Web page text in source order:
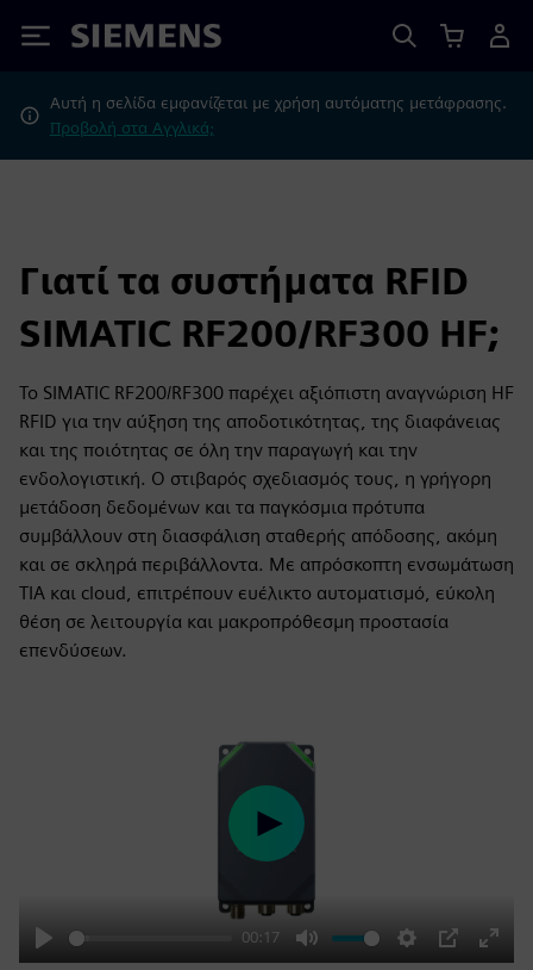
Siemens
Αυτή η σελίδα εμφανίζεται με χρήση αυτόματης μετάφρασης.
Προβολή στα Αγγλικά;
Γιατί τα συστήματα RFID
SIMATIC RF200/RF300 HF;
Το SIMATIC RF200/RF300 παρέχει αξιόπιστη αναγνώριση HF
RFID για την αύξηση της αποδοτικότητας, της διαφάνειας
και της ποιότητας σε όλη την παραγωγή και την
ενδολογιστική. Ο στιβαρός σχεδιασμός τους, η γρήγορη
μετάδοση δεδομένων και τα παγκόσμια πρότυπα
συμβάλλουν στη διασφάλιση σταθερής απόδοσης, ακόμη
και σε σκληρά περιβάλλοντα. Με απρόσκοπτη ενσωμάτωση
TIA και cloud, επιτρέπουν ευέλικτο αυτοματισμό, εύκολη
θέση σε λειτουργία και μακροπρόθεσμη προστασία
επενδύσεων.
Play
00:17
Mute Settings
PIP
Enter
Play